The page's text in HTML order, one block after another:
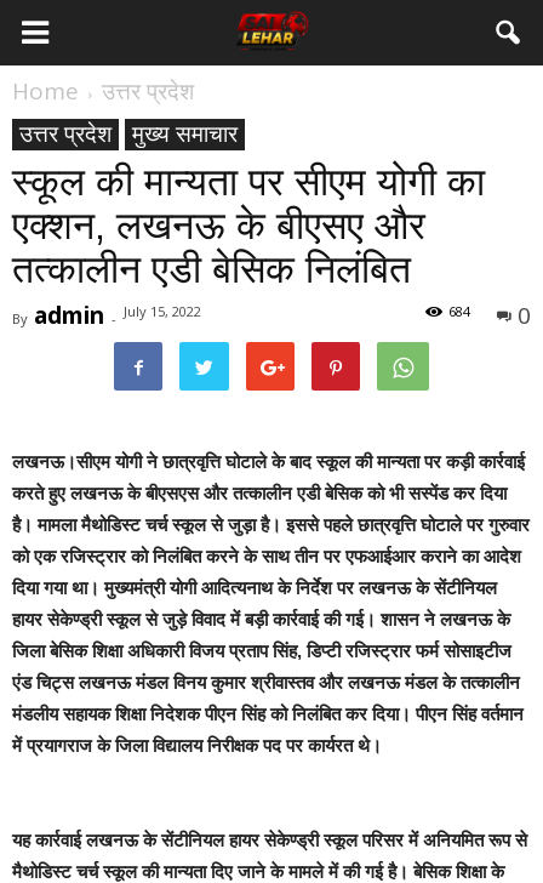
Home
उत्तर प्रदेश
उत्तर प्रदेश
मुख्य समाचार
स्कूल की मान्यता पर सीएम योगी का
एक्शन, लखनऊ के बीएसए और
तत्कालीन एडी बेसिक निलंबित
By admin - July 15, 2022 0
684
लखनऊ।सीएम योगी ने छात्रवृत्ति घोटाले के बाद स्कूल की मान्यता पर कड़ी कार्रवाई
करते हुए लखनऊ के बीएसएस और तत्कालीन एडी बेसिक को भी सस्पेंड कर दिया
है। मामला मैथोडिस्ट चर्च स्कूल से जुड़ा है। इससे पहले छात्रवृत्ति घोटाले पर गुरुवार
को एक रजिस्ट्रार को निलंबित करने के साथ तीन पर एफआईआर कराने का आदेश
दिया गया था। मुख्यमंत्री योगी आदित्यनाथ के निर्देश पर लखनऊ के सेंटीनियल
हायर सेकेण्ड्री स्कूल से जुड़े विवाद में बड़ी कार्रवाई की गई। शासन ने लखनऊ के
जिला बेसिक शिक्षा अधिकारी विजय प्रताप सिंह, डिप्टी रजिस्ट्रार फर्म सोसाइटीज
एंड चिट्स लखनऊ मंडल विनय कुमार श्रीवास्तव और लखनऊ मंडल के तत्कालीन
मंडलीय सहायक शिक्षा निदेशक पीएन सिंह को निलंबित कर दिया। पीएन सिंह वर्तमान
में प्रयागराज के जिला विद्यालय निरीक्षक पद पर कार्यरत थे।
यह कार्रवाई लखनऊ के सेंटीनियल हायर सेकेण्ड्री स्कूल परिसर में अनियमित रूप से
मैथोडिस्ट चर्च स्कूल की मान्यता दिए जाने के मामले में की गई है। बेसिक शिक्षा के